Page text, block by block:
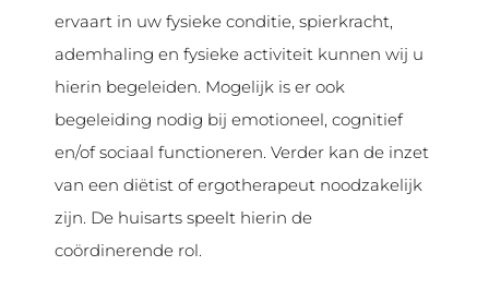
ervaart in uw fysieke conditie, spierkracht,
ademhaling en fysieke activiteit kunnen wij u
hierin begeleiden. Mogelijk is er ook
begeleiding nodig bij emotioneel, cognitief
en/of sociaal functioneren. Verder kan de inzet
van een diëtist of ergotherapeut noodzakelijk
zijn. De huisarts speelt hierin de
coördinerende rol.